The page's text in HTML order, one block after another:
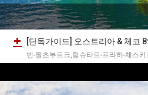
[단독가이드] 오스트리아 & 체코 8
빈-짤츠부르크,할슈타트-프라하-체스키